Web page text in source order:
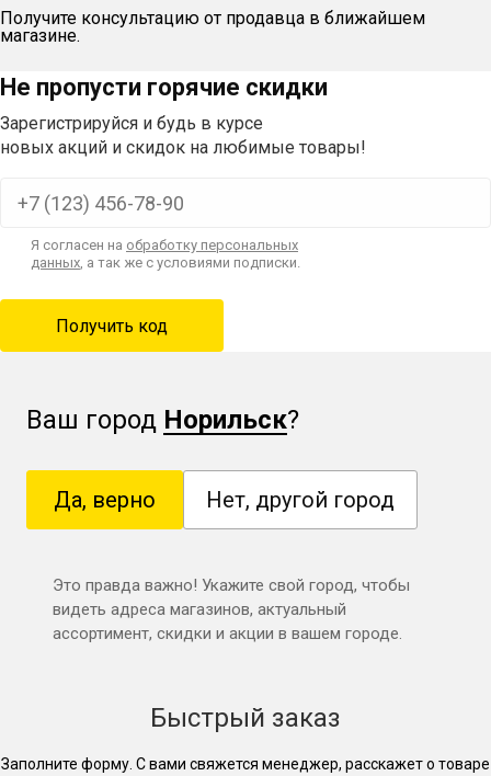
Получите консультацию от продавца в ближайшем
магазине.
Не пропусти горячие скидки
Зарегистрируйся и будь в курсе
новых акций и скидок на любимые товары!
Я согласен на обработку персональных
данных, а так же с условиями подписки.
Ваш город Норильск?
Да, верно Нет, другой город
Это правда важно! Укажите свой город, чтобы
видеть адреса магазинов, актуальный
ассортимент, скидки и акции в вашем городе.
Быстрый заказ
Заполните форму. С вами свяжется менеджер, расскажет о товаре